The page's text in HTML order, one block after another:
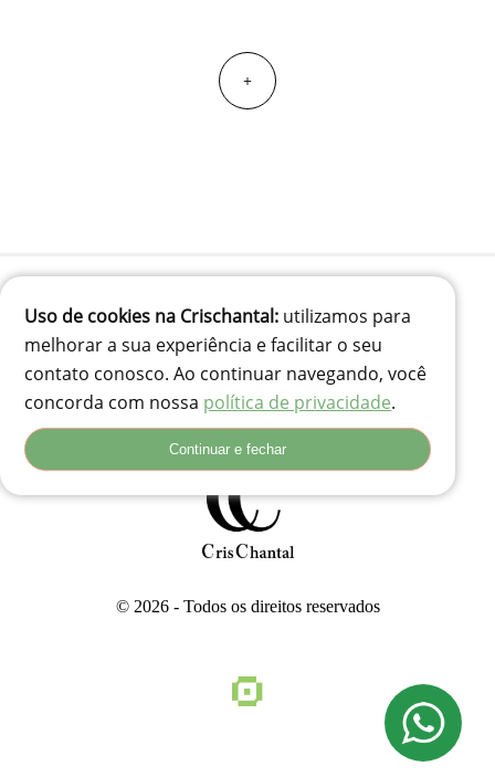
+
(41) 99834-3707
contato@crischantal.com.br
Rua Durval jungles 240 - Pinheirinho, Curitiba-PR
© 2026 - Todos os direitos reservados
Uso de cookies na Crischantal: utilizamos para
melhorar a sua experiência e facilitar o seu
contato conosco. Ao continuar navegando, você
concorda com nossa política de privacidade.
Continuar e fechar